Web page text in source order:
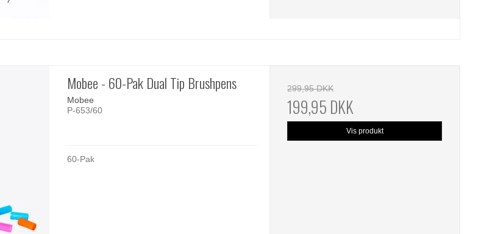
Mobee - 60-Pak Dual Tip Brushpens
Mobee
P-653/60
60-Pak
299,95 DKK
199,95 DKK
Vis produkt